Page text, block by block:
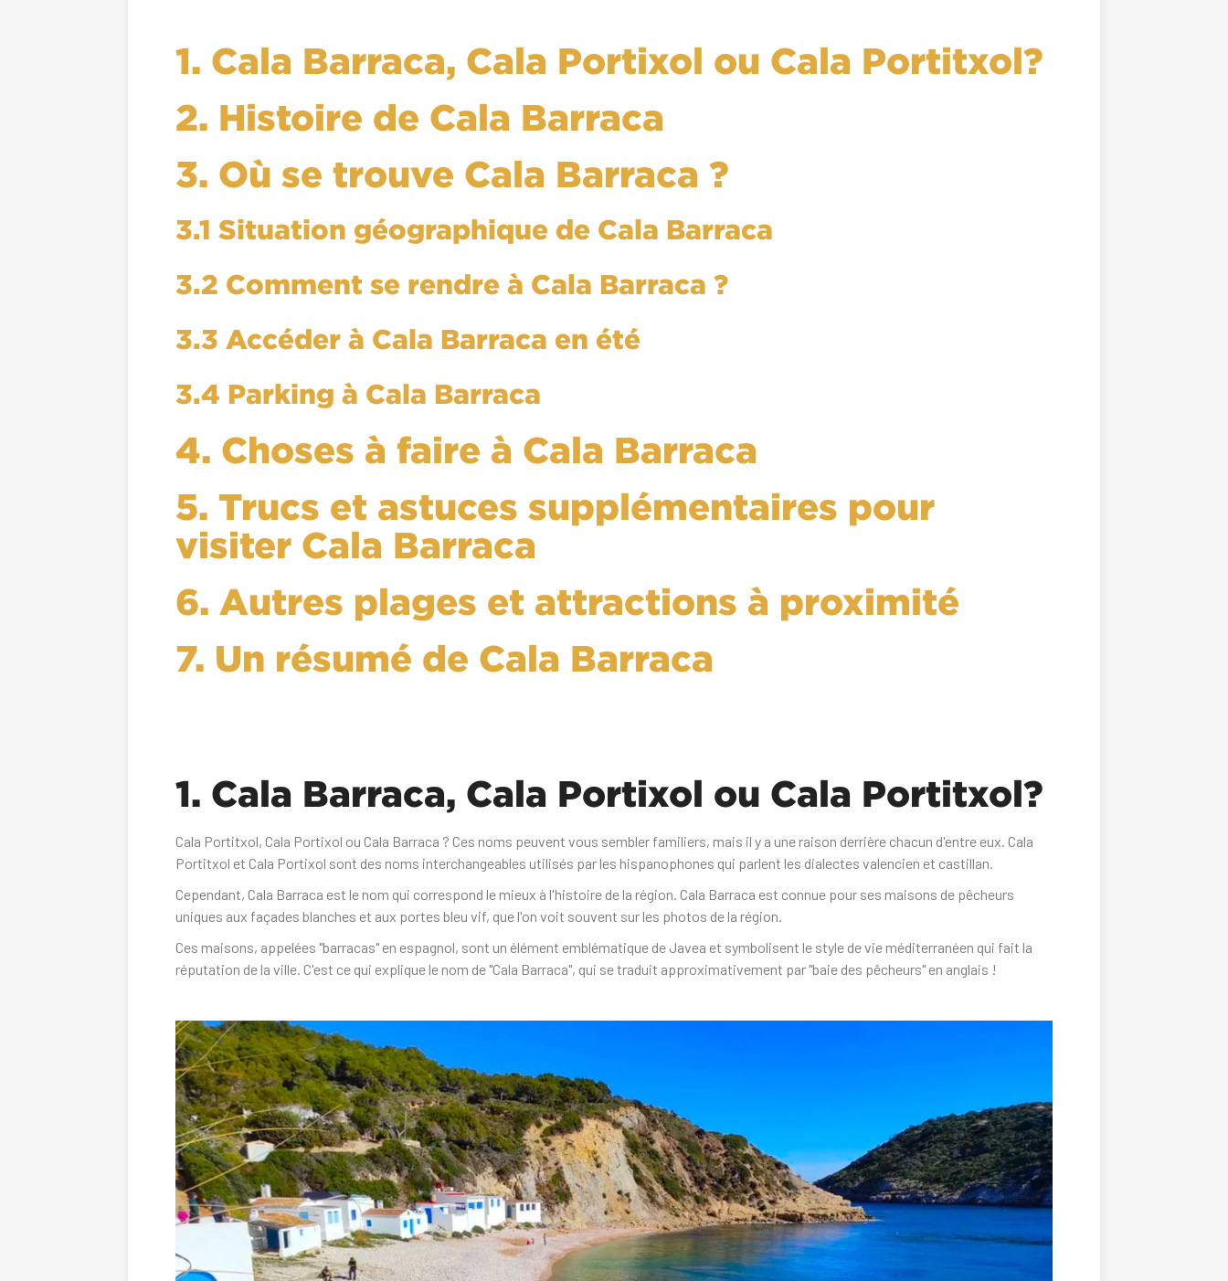
1. Cala Barraca, Cala Portixol ou Cala Portitxol?
2. Histoire de Cala Barraca
3. Où se trouve Cala Barraca ?
3.1 Situation géographique de Cala Barraca
3.2 Comment se rendre à Cala Barraca ?
3.3 Accéder à Cala Barraca en été
3.4 Parking à Cala Barraca
4. Choses à faire à Cala Barraca
5. Trucs et astuces supplémentaires pour
visiter Cala Barraca
6. Autres plages et attractions à proximité
7. Un résumé de Cala Barraca
1. Cala Barraca, Cala Portixol ou Cala Portitxol?
Cala Portitxol, Cala Portixol ou Cala Barraca ? Ces noms peuvent vous sembler familiers, mais il y a une raison derrière chacun d'entre eux. Cala
Portitxol et Cala Portixol sont des noms interchangeables utilisés par les hispanophones qui parlent les dialectes valencien et castillan.
Cependant, Cala Barraca est le nom qui correspond le mieux à l'histoire de la région. Cala Barraca est connue pour ses maisons de pêcheurs
uniques aux façades blanches et aux portes bleu vif, que l'on voit souvent sur les photos de la région.
Ces maisons, appelées "barracas" en espagnol, sont un élément emblématique de Javea et symbolisent le style de vie méditerranéen qui fait la
réputation de la ville. C'est ce qui explique le nom de "Cala Barraca", qui se traduit approximativement par "baie des pêcheurs" en anglais !